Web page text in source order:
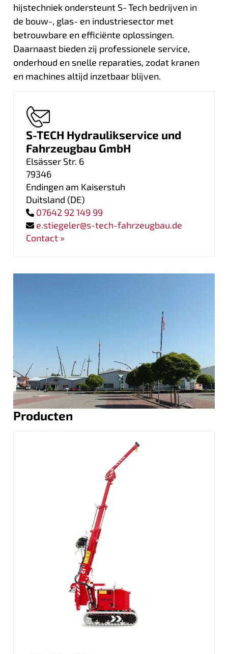
hijstechniek ondersteunt S‑Tech bedrijven in
de bouw-, glas- en industriesector met
betrouwbare en efficiënte oplossingen.
Daarnaast bieden zij professionele service,
onderhoud en snelle reparaties, zodat kranen
en machines altijd inzetbaar blijven.
S-TECH Hydraulikservice und
Fahrzeugbau GmbH
Elsässer Str. 6
79346
Endingen am Kaiserstuh
Duitsland (DE)
07642 92 149 99
e.stiegeler@s-tech-fahrzeugbau.de
Contact »
Producten